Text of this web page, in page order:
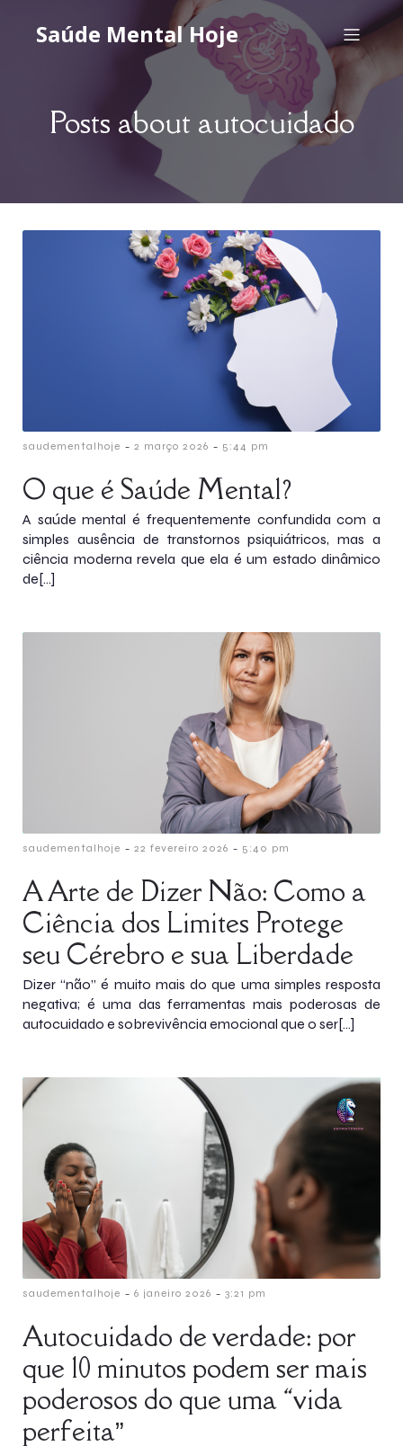
Saúde Mental Hoje
Posts about autocuidado
saudementalhoje - 2 março 2026 - 5:44 pm
O que é Saúde Mental?
A saúde mental é frequentemente confundida com a
simples ausência de transtornos psiquiátricos, mas a
ciência moderna revela que ela é um estado dinâmico
de[…]
saudementalhoje - 22 fevereiro 2026 - 5:40 pm
A Arte de Dizer Não: Como a
Ciência dos Limites Protege
seu Cérebro e sua Liberdade
Dizer “não” é muito mais do que uma simples resposta
negativa; é uma das ferramentas mais poderosas de
autocuidado e sobrevivência emocional que o ser[…]
saudementalhoje - 6 janeiro 2026 - 3:21 pm
Autocuidado de verdade: por
que 10 minutos podem ser mais
poderosos do que uma “vida
perfeita”